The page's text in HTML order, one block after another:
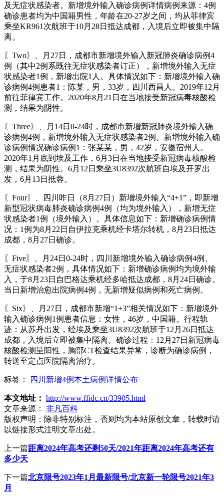
及无症状感染者。新增境外输入确诊病例详情病例来源：4例
确诊患者均为中国籍男性，年龄在20-27岁之间，均从菲律宾
乘坐KR961次航班于10月28日抵达成都，入境后立即被集中隔
离。
〖Two〗、月27日，成都市新增境外输入新冠肺炎确诊病例4
例（其中2例系既往无症状感染者订正），新增境外输入无症
状感染者1例，新增出院1人。具体情况如下：新增境外输入确
诊病例4例患者1：陈某，男，33岁，四川西昌人。2019年12月
前往菲律宾工作。2020年8月21日在当地接受新冠病毒核酸检
测，结果为阴性。
〖Three〗、月14日0-24时，成都市新增新冠肺炎境外输入确
诊病例4例，新增境外输入无症状感染者2例。新增境外输入确
诊病例情况确诊病例1：张某某，男，42岁，安徽宿州人。
2020年1月底到埃及工作，6月3日在当地接受新冠病毒核酸检
测，结果为阴性。6月12日乘坐3U8392次航班自埃及开罗出
发，6月13日抵蓉。
〖Four〗、四川昨日（8月27日）新增境外输入“4+1”，即新增
新型冠状病毒肺炎确诊病例4例（均为境外输入），新增无症
状感染者1例（境外输入）。具体信息如下：新增确诊病例情
况：1例为8月22日自伊拉克乘机经卡塔尔转机，8月23日抵达
成都，8月27日确诊。
〖Five〗、月24日0-24时，四川新增境外输入确诊病例4例、
无症状感染者2例，具体情况如下：新增确诊病例均为境外输
入，于8月23日自巴格达乘机经多哈抵达成都，8月24日确诊。
当日新增治愈出院病例4例，无新增疑似病例和死亡病例。
〖Six〗、月27日，成都市新增“1+3”相关情况如下：新增境外
输入确诊病例1例患者信息：女性，46岁，中国籍。行程轨
迹：从苏丹出发，经埃及乘坐3U8392次航班于12月26日抵达
成都，入境后立即被集中隔离。确诊过程：12月27日新冠病毒
核酸检测呈阳性，胸部CT检查结果异常，诊断为确诊病例，
转送至定点医院隔离治疗。
标签： 四川新增4例本土病例详情公布
本文地址： http://www.ffidc.cn/33905.html
文章来源：
非凡百科
版权声明： 除非特别标注，否则均为本站原创文章，转载时请
以链接形式注明文章出处。
上一篇距离2024年高考还剩50天/2021年距离2024年高考还有
多少天
下一篇北京限号2023年1月最新限号/北京新一轮限号2021年3
月